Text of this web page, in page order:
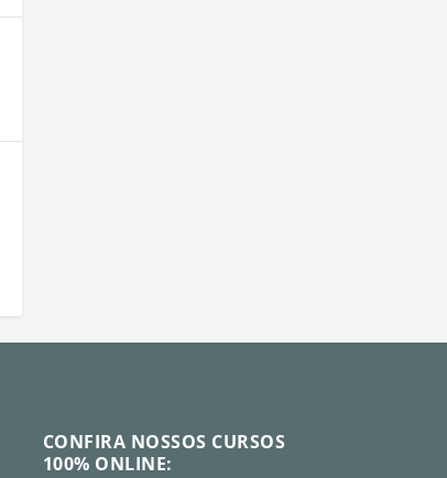
CONFIRA NOSSOS CURSOS
100% ONLINE: